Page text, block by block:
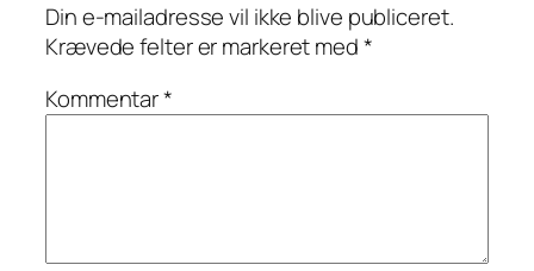
Din e-mailadresse vil ikke blive publiceret.
Krævede felter er markeret med*
Kommentar*